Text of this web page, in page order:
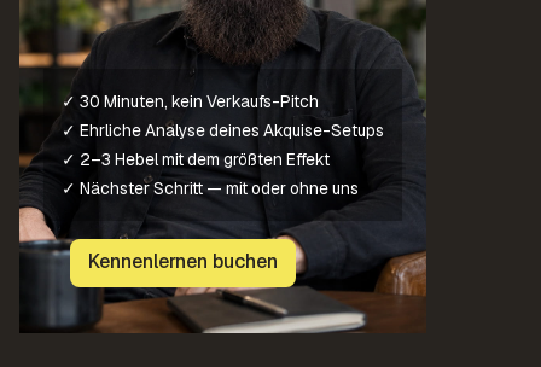
✓ 30 Minuten, kein Verkaufs-Pitch
✓ Ehrliche Analyse deines Akquise-Setups
✓ 2–3 Hebel mit dem größten Effekt
✓ Nächster Schritt — mit oder ohne uns
Kennenlernen buchen